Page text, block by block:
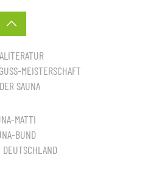
MEISTERSCHAFT
SAUNA
MATTI
BUND
DEUTSCHLAND